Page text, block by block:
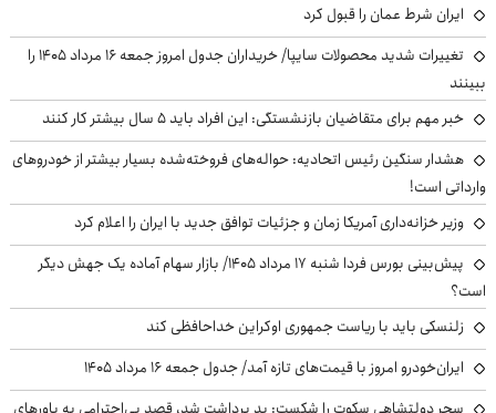
ایران شرط عمان را قبول کرد
تغییرات شدید محصولات سایپا/ خریداران جدول امروز جمعه ۱۶ مرداد ۱۴۰۵ را
ببینند
خبر مهم برای متقاضیان بازنشستگی: این افراد باید ۵ سال بیشتر کار کنند
هشدار سنگین رئیس اتحادیه: حواله‌های فروخته‌شده بسیار بیشتر از خودروهای
وارداتی است!
وزیر خزانه‌داری آمریکا زمان و جزئیات توافق جدید با ایران را اعلام کرد
پیش‌بینی بورس فردا شنبه ۱۷ مرداد ۱۴۰۵/ بازار سهام آماده یک جهش دیگر
است؟
زلنسکی باید با ریاست جمهوری اوکراین خداحافظی کند
ایران‌خودرو امروز با قیمت‌های تازه آمد/ جدول جمعه ۱۶ مرداد ۱۴۰۵